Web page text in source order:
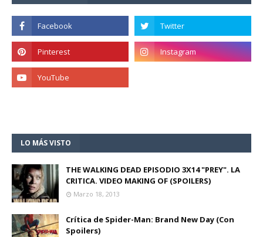
LO MÁS VISTO
THE WALKING DEAD EPISODIO 3X14 "PREY". LA
CRITICA. VIDEO MAKING OF (SPOILERS)
Marzo 18, 2013
Crítica de Spider-Man: Brand New Day (Con
Spoilers)